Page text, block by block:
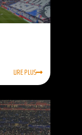
LIRE PLUS